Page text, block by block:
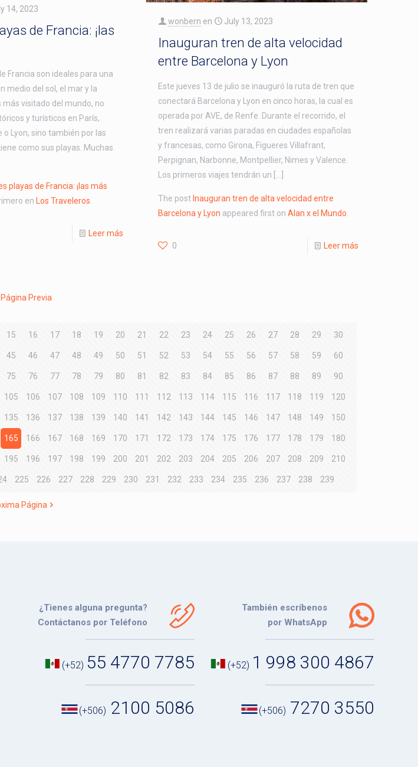
14, 2023
de Francia: ¡las
Francia son ideales para una
medio del sol, el mar y la
más visitado del mundo, no
y turísticos en París,
o Lyon, sino también por las
como sus playas. Muchas
playas de Francia: ¡las más
en Los Traveleros
Leer más
wonbern en July 13, 2023
Inauguran tren de alta velocidad
entre Barcelona y Lyon
Este jueves 13 de julio se inauguró la ruta de tren que
conectará Barcelona y Lyon en cinco horas, la cual es
operada por AVE, de Renfe. Durante el recorrido, el
tren realizará varias paradas en ciudades españolas
y francesas, como Girona, Figueres Villafrant,
Perpignan, Narbonne, Montpellier, Nimes y Valence.
Los primeros viajes tendrán un […]
The post Inauguran tren de alta velocidad entre
Barcelona y Lyon appeared first onAlan x el Mundo
0 Leer más
Página Previa
15 16 17 18 19 20 21 22 23 24 25 26 27 28 29 30
45 46 47 48 49 50 51 52 53 54 55 56 57 58 59 60
75 76 77 78 79 80 81 82 83 84 85 86 87 88 89 90
105 106 107 108 109 110 111 112 113 114 115 116 117 118 119 120
135 136 137 138 139 140 141 142 143 144 145 146 147 148 149 150
165 166 167 168 169 170 171 172 173 174 175 176 177 178 179 180
195 196 197 198 199 200 201 202 203 204 205 206 207 208 209 210
225 226 227 228 229 230 231 232 233 234 235 236 237 238 239
Página
¿Tienes alguna pregunta?
Contáctanos por Teléfono
(+52) 55 4770 7785
(+506) 2100 5086
También escríbenos
por WhatsApp
(+52) 1 998 300 4867
(+506) 7270 3550